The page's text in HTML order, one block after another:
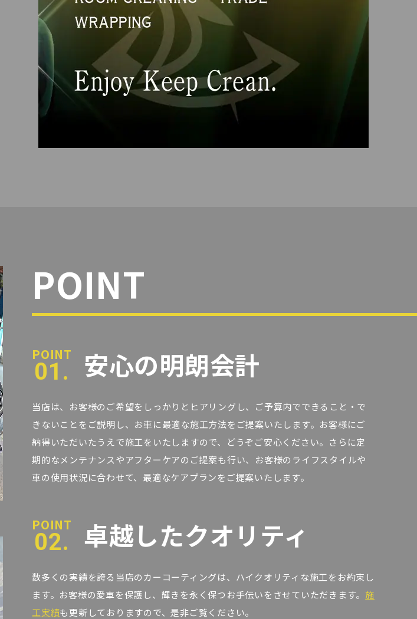
POINT
01. 安心の明朗会計
当店は、お客様のご希望をしっかりとヒアリングし、ご予算内でできること・で
きないことをご説明し、お車に最適な施工方法をご提案いたします。お客様にご
納得いただいたうえで施工をいたしますので、どうぞご安心ください。さらに定
期的なメンテナンスやアフターケアのご提案も行い、お客様のライフスタイルや
車の使用状況に合わせて、最適なケアプランをご提案いたします。
02. 卓越したクオリティ
数多くの実績を誇る当店のカーコーティングは、ハイクオリティな施工をお約束し
ます。お客様の愛車を保護し、輝きを永く保つお手伝いをさせていただきます。 施
工実績も更新しておりますので、是非ご覧ください。